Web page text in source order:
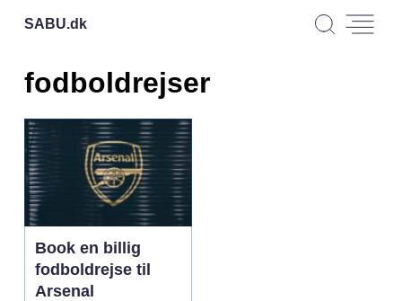
SABU.dk
fodboldrejser
Book en billig
fodboldrejse til
Arsenal